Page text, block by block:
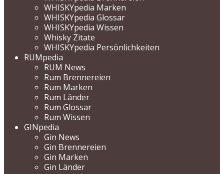
WHISKYpedia Marken
WHISKYpedia Glossar
WHISKYpedia Wissen
Whisky Zitate
WHISKYpedia Persönlichkeiten
RUMpedia
RUM News
Rum Brennereien
Rum Marken
Rum Länder
Rum Glossar
Rum Wissen
GINpedia
Gin News
Gin Brennereien
Gin Marken
Gin Länder